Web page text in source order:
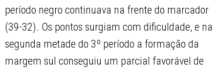
período negro continuava na frente do marcador
(39-32). Os pontos surgiam com dificuldade, e na
segunda metade do 3º período a formação da
margem sul conseguiu um parcial favorável de